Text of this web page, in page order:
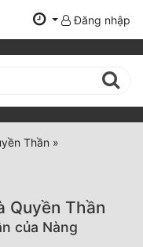
Đăng nhập
Thần »
Quyền Thần
của Nàng